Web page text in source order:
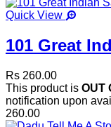
Quick View
101 Great
Rs 260.00
This product is OUT
notification upon
260.00